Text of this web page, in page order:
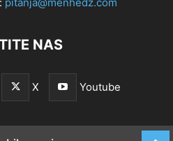
pitanja@menhedz.com
NAS
X Youtube